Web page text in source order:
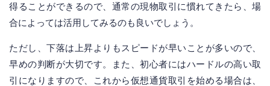
得ることができるので、通常の現物取引に慣れてきたら、場
合によっては活用してみるのも良いでしょう。
ただし、下落は上昇よりもスピードが早いことが多いので、
早めの判断が大切です。また、初心者にはハードルの高い取
引になりますので、これから仮想通貨取引を始める場合は、